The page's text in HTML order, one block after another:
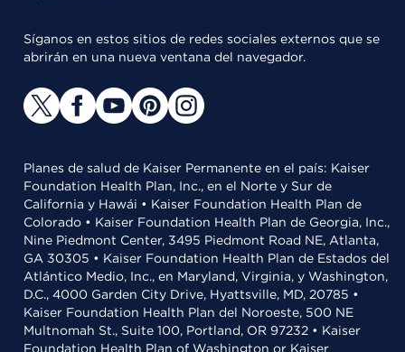
Síganos en estos sitios de redes sociales externos que se
abrirán en una nueva ventana del navegador.
Planes de salud de Kaiser Permanente en el país: Kaiser
Foundation Health Plan, Inc., en el Norte y Sur de
California y Hawái • Kaiser Foundation Health Plan de
Colorado • Kaiser Foundation Health Plan de Georgia, Inc.,
Nine Piedmont Center, 3495 Piedmont Road NE, Atlanta,
GA 30305 • Kaiser Foundation Health Plan de Estados del
Atlántico Medio, Inc., en Maryland, Virginia, y Washington,
D.C., 4000 Garden City Drive, Hyattsville, MD, 20785 •
Kaiser Foundation Health Plan del Noroeste, 500 NE
Multnomah St., Suite 100, Portland, OR 97232 • Kaiser
Foundation Health Plan of Washington or Kaiser